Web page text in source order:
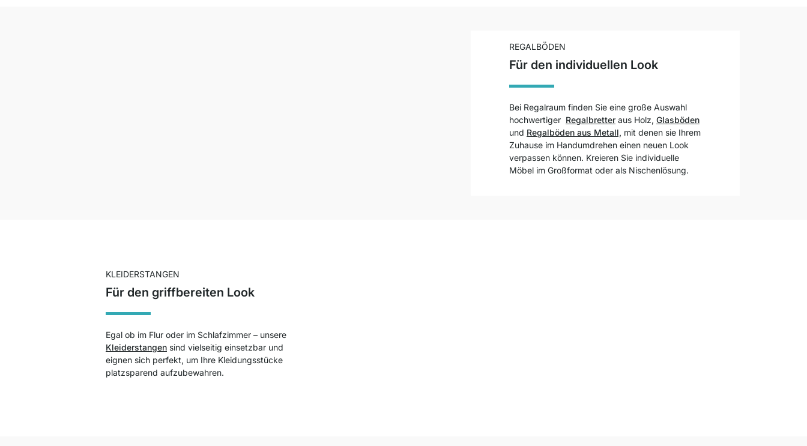
REGALBÖDEN
Für den individuellen Look
Bei Regalraum finden Sie eine große Auswahl
hochwertiger Regalbretter aus Holz, Glasböden
und Regalböden aus Metall, mit denen sie Ihrem
Zuhause im Handumdrehen einen neuen Look
verpassen können. Kreieren Sie individuelle
Möbel im Großformat oder als Nischenlösung.
KLEIDERSTANGEN
Für den griffbereiten Look
Egal ob im Flur oder im Schlafzimmer – unsere
Kleiderstangen sind vielseitig einsetzbar und
eignen sich perfekt, um Ihre Kleidungsstücke
platzsparend aufzubewahren.